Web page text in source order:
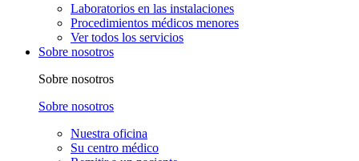
Laboratorios en las instalaciones
Procedimientos médicos menores
Ver todos los servicios
Sobre nosotros
Sobre nosotros
Sobre nosotros
Nuestra oficina
Su centro médico